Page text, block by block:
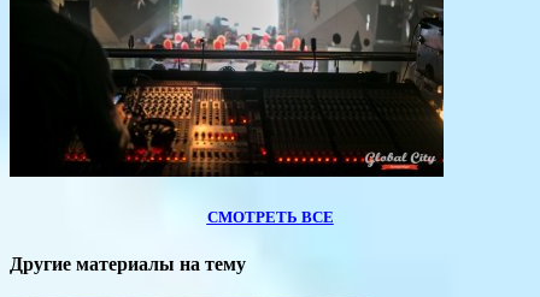
СМОТРЕТЬ ВСЕ
Другие материалы на тему